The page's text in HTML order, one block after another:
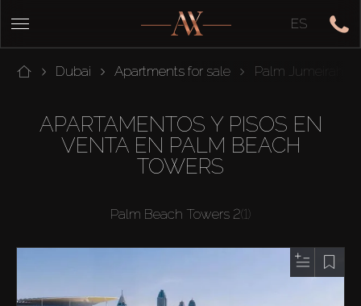
ES
Dubai Apartments for sale Palm Jumeirah
APARTAMENTOS Y PISOS EN
VENTA EN PALM BEACH
TOWERS
Palm Beach Towers 2(1)